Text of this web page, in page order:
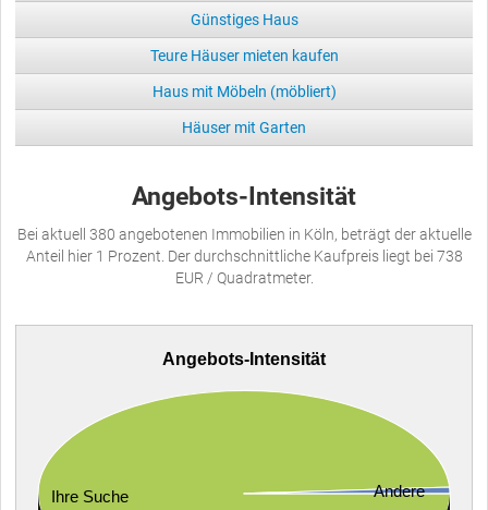
Günstiges Haus
Teure Häuser mieten kaufen
Haus mit Möbeln (möbliert)
Häuser mit Garten
Angebots-Intensität
Bei aktuell 380 angebotenen Immobilien in Köln, beträgt der aktuelle
Anteil hier 1 Prozent. Der durchschnittliche Kaufpreis liegt bei 738
EUR / Quadratmeter.
Angebots-Intensität
Ihre Suche Andere